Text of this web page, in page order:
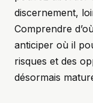
discernement,
Comprendre
anticiper où il
risques et des
désormais